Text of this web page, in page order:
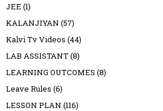
JEE (1)
KALANJIYAN (57)
Kalvi Tv Videos (44)
LAB ASSISTANT(8)
LEARNING OUTCOMES (8)
Leave Rules (6)
LESSON PLAN (116)